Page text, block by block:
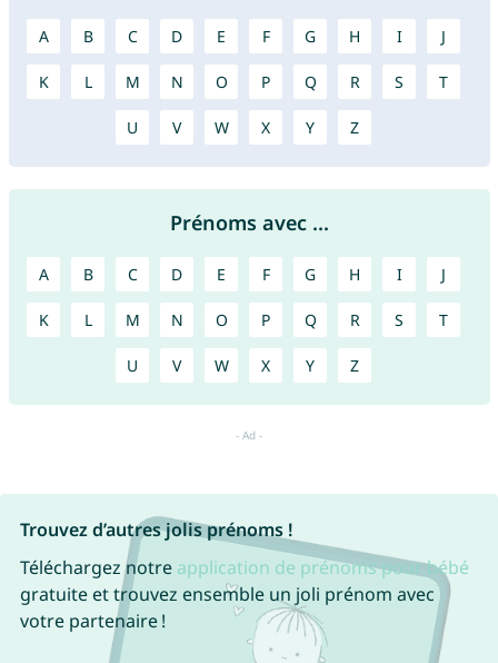
A B C D E F G H I J
K L M N O P Q R S T
U V W X Y Z
Prénoms avec ...
A B C D E F G H I J
K L M N O P Q R S T
U V W X Y Z
Trouvez d’autres jolis prénoms !
Téléchargez notre application de prénoms pour bébé
gratuite et trouvez ensemble un joli prénom avec
votre partenaire !